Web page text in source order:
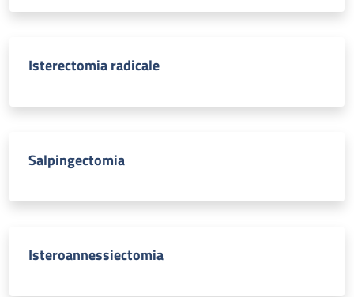
Isterectomia radicale
Salpingectomia
Isteroannessiectomia